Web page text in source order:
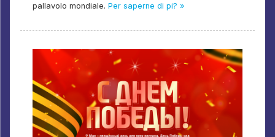
pallavolo mondiale. Per saperne di pi? »